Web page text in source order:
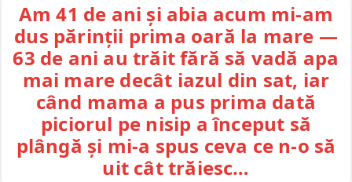
Am 41 de ani și abia acum mi-am
dus părinții prima oară la mare —
63 de ani au trăit fără să vadă apa
mai mare decât iazul din sat, iar
când mama a pus prima dată
piciorul pe nisip a început să
plângă și mi-a spus ceva ce n-o să
uit cât trăiesc…